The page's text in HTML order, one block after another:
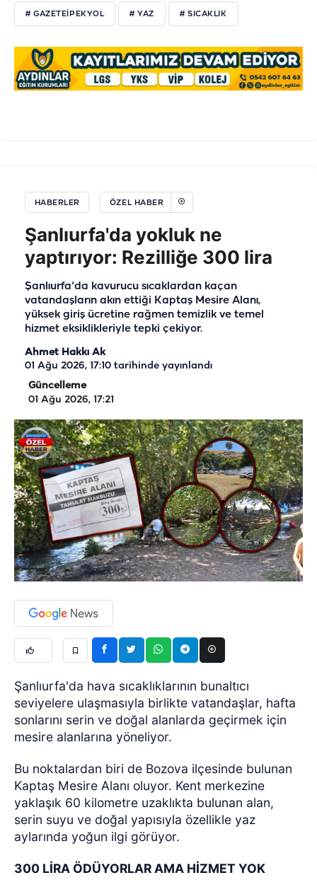
# GAZETEIPEKYOL # YAZ # SICAKLIK
HABERLER ÖZEL HABER
Şanlıurfa'da yokluk ne
yaptırıyor: Rezilliğe 300 lira
Şanlıurfa'da kavurucu sıcaklardan kaçan
vatandaşların akın ettiği Kaptaş Mesire Alanı,
yüksek giriş ücretine rağmen temizlik ve temel
hizmet eksiklikleriyle tepki çekiyor.
Ahmet Hakkı Ak
01 Ağu 2026, 17:10 tarihinde yayınlandı
Güncelleme
01 Ağu 2026, 17:21
Şanlıurfa'da hava sıcaklıklarının bunaltıcı
seviyelere ulaşmasıyla birlikte vatandaşlar, hafta
sonlarını serin ve doğal alanlarda geçirmek için
mesire alanlarına yöneliyor.
Bu noktalardan biri de Bozova ilçesinde bulunan
Kaptaş Mesire Alanı oluyor. Kent merkezine
yaklaşık 60 kilometre uzaklıkta bulunan alan,
serin suyu ve doğal yapısıyla özellikle yaz
aylarında yoğun ilgi görüyor.
300 LİRA ÖDÜYORLAR AMA HİZMET YOK